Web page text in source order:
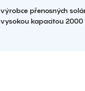
výrobce přenosných
vysokou kapacitou 2000